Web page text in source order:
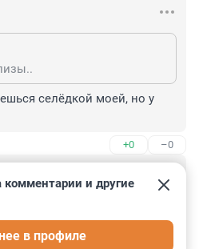
селёдкой моей, но у
+0 –0
холодильником между
комментарии и другие
в профиле